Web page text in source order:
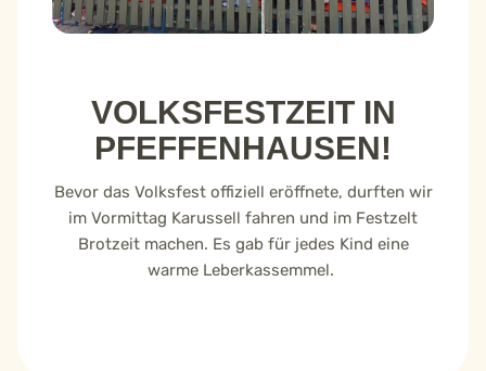
VOLKSFESTZEIT IN
PFEFFENHAUSEN!
Bevor das Volksfest offiziell eröffnete, durften wir
im Vormittag Karussell fahren und im Festzelt
Brotzeit machen. Es gab für jedes Kind eine
warme Leberkassemmel.